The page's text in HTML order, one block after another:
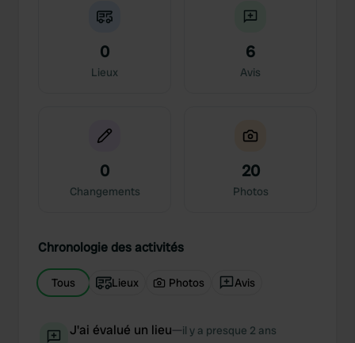
0
Lieux
6
Avis
0
Changements
20
Photos
Chronologie des activités
Tous Lieux Photos Avis
J'ai évalué un lieu—il y a presque 2 ans